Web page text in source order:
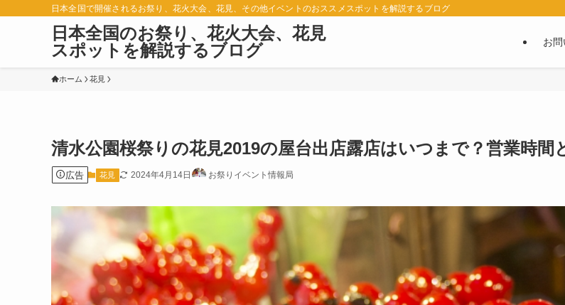
日本全国で開催されるお祭り、花火大会、花見、その他イベントのおススメスポットを解説するブログ
日本全国のお祭り、花火大会、花見
スポットを解説するブログ
お
ホーム 花見
清水公園桜祭りの花見2019の屋台出店露店はいつまで？営業時間
広告 花見 2024年4月14日 お祭りイベント情報局